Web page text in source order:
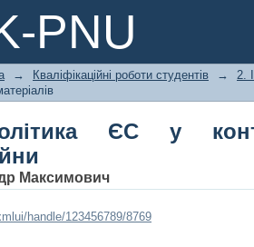
PNU
ЄС у контексті
→ Кваліфікаційні роботи студентів →
2.
ЄС у
Максимович
handle/123456789/8769